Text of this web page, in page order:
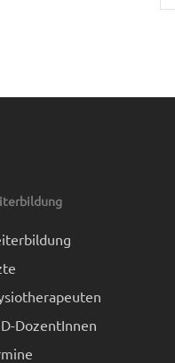
DozentInnen